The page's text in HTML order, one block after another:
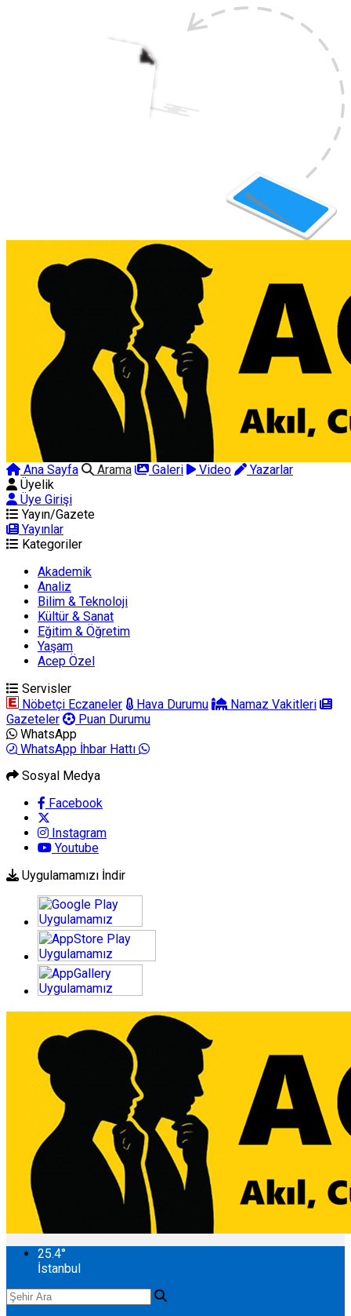
Ana Sayfa Arama Galeri Video
Yazarlar
Üyelik
Üye Girişi
Yayın/Gazete
Yayınlar
Kategoriler
Akademik
Analiz
Bilim & Teknoloji
Kültür & Sanat
Eğitim & Öğretim
Yaşam
Acep Özel
Servisler
Nöbetçi Eczaneler
Hava Durumu
Namaz Vakitleri
Gazeteler
Puan Durumu
WhatsApp
WhatsApp İhbar Hattı
Sosyal Medya
Facebook
Instagram
Youtube
Uygulamamızı İndir
25.4°
İstanbul